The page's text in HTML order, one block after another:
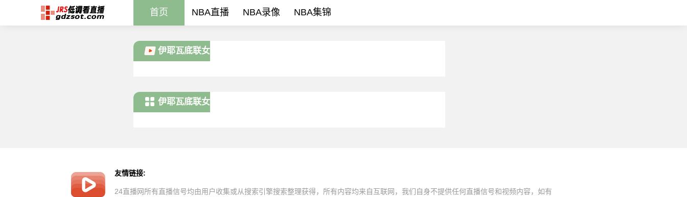
首页 NBA直播 NBA录像 NBA集锦
伊耶瓦底联女
伊耶瓦底联女
友情链接:
24直播网所有直播信号均由用户收集或从搜索引擎搜索整理获得，所有内容均来自互联网，我们自身不提供任何直播信号和视频内容，如有